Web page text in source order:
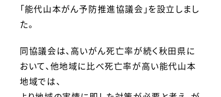
「能代山本がん予防推進協議会」を設立しまし
た。
同協議会は、高いがん死亡率が続く秋田県に
おいて、他地域に比べ死亡率が高い能代山本
地域では、